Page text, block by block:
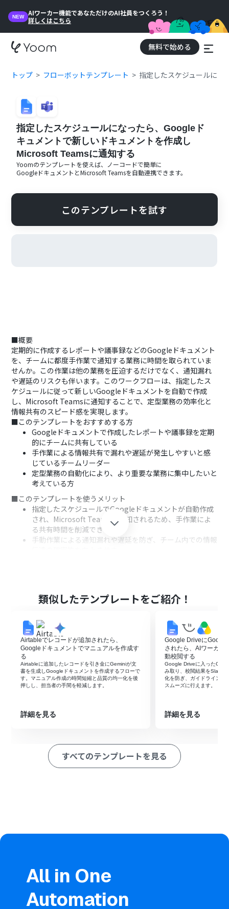
NEW
AIワーカー機能であなただけのAI社員をつくろう！
詳しくはこちら
無料で始める
トップ フローボットテンプレート 指定したスケジュールに
指定したスケジュールになったら、Googleド
キュメントで新しいドキュメントを作成し
Microsoft Teamsに通知する
Yoomのテンプレートを使えば、ノーコードで簡単に
Googleドキュメント とMicrosoft Teamsを自動連携できます。
このテンプレートを試す
■概要
定期的に作成するレポートや議事録などのGoogleドキュメント
を、チームに都度手作業で通知する業務に時間を取られていま
せんか。この作業は他の業務を圧迫するだけでなく、通知漏れ
や遅延のリスクも伴います。このワークフローは、指定したス
ケジュールに従って新しいGoogleドキュメントを自動で作成
し、Microsoft Teamsに通知することで、定型業務の効率化と
情報共有のスピード感を実現します。
■このテンプレートをおすすめする方
Googleドキュメントで作成したレポートや議事録を定期
的にチームに共有している
手作業による情報共有で漏れや遅延が発生しやすいと感
じているチームリーダー
定型業務の自動化により、より重要な業務に集中したいと
考えている方
■このテンプレートを使うメリット
指定したスケジュールでGoogleドキュメントが自動作成
され、Microsoft Teamsへ通知されるため、手作業によ
る共有時間を削減できま
手動作業による通知漏れや遅延を防ぎ、チーム内での情報
はじめに、GoogleドキュメントとMicrosoft Teamsを
Yoomと連携します。
したスケジュールになったら」というアクションを設定し
ます。
次に、オペレーションでGoogleドキュメントを選択し、
コンテンツを取得したいドキュメントを指定します。
最後に、オペレーションでMicrosoft Teamsの「チャネ
ルにメッセージを送る」アクションを設定し、取得したド
キュメントの内容を任意のチャネルに送信します。
ペレーション」：トリガー起動後、フロー内で処理を行うアク
Googleドキュメントでコンテンツを取得するアクション
では、対象となるドキュメントを任意で設定してくださ
Googleドキュメント、Microsoft Teamsのそれぞれと
般法人向けプランに加入していない場合には認証に失敗
する可能性があります。
類似したテンプレートをご紹介！
Airtableでレコードが追加されたら、
Googleドキュメントでマニュアルを作成す
る
Airtableに追加したレコードを引き金にGeminiが文
書を生成しGoogleドキュメントを作成するフローで
す。マニュアル作成の時間短縮と品質の均一化を後
押しし、担当者の手間を軽減します。
詳細を見る
Google Driveに
されたら、AIワーカー
動校閲する
Google Driveに入った
み取り、校閲結果をSlack
化を防ぎ、ガイドライン通
スムーズに行えます。
詳細を見る
すべてのテンプレートを見る
All in One
Automation